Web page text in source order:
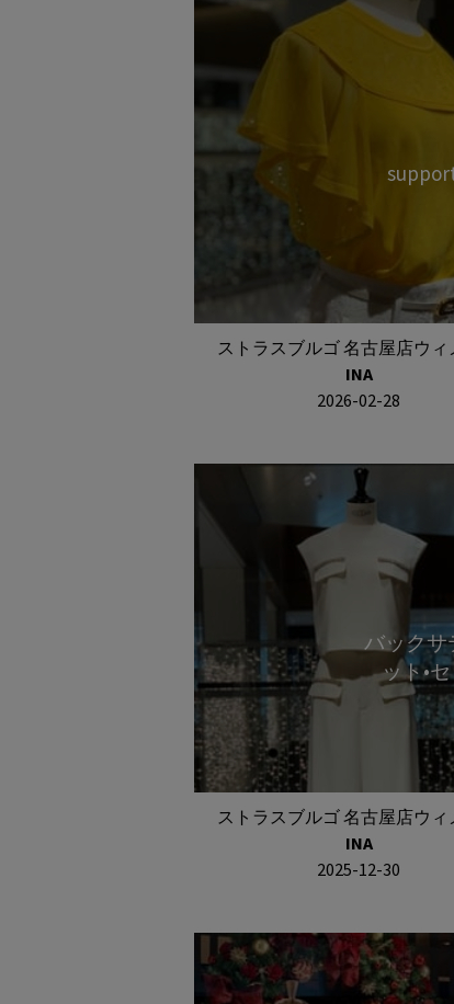
ストラスブルゴ 名古屋店ウィ
INA
2026-02-28
バックサ
ット•セ
ストラスブルゴ 名古屋店ウィ
INA
2025-12-30